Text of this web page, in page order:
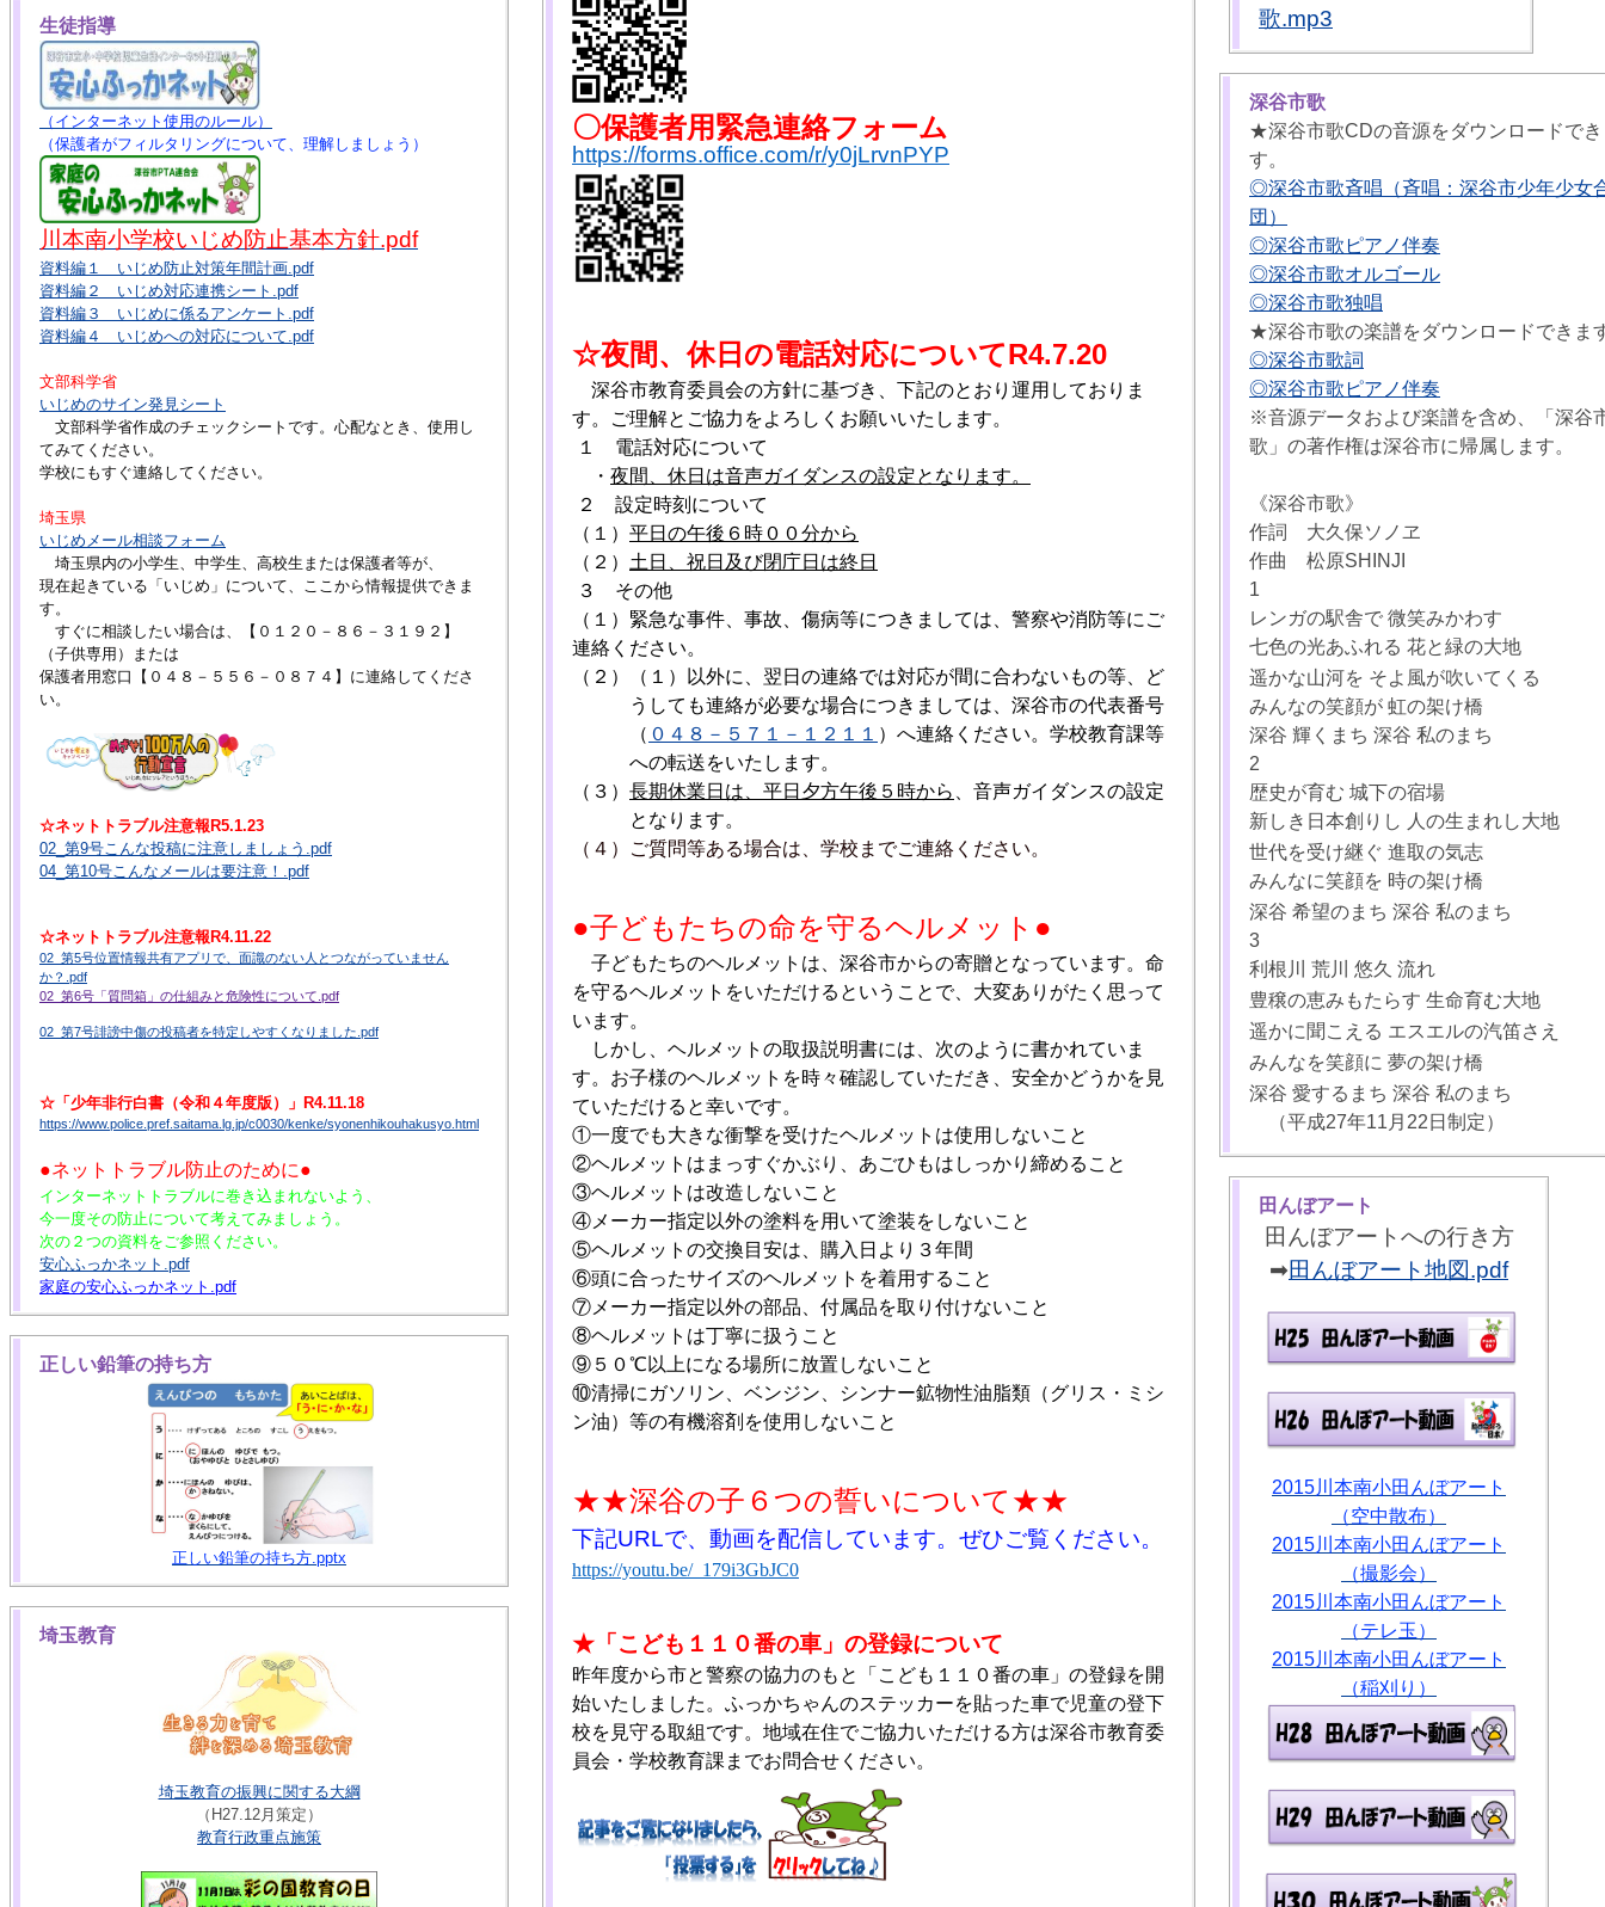
生徒指導
（インターネット使用のルール）
（保護者がフィルタリングについて、理解しましょう）
川本南小学校いじめ防止基本方針.pdf
資料編１ いじめ防止対策年間計画.pdf
資料編２ いじめ対応連携シート.pdf
資料編３ いじめに係るアンケート.pdf
資料編４ いじめへの対応について.pdf
文部科学省
いじめのサイン発見シート
文部科学省作成のチェックシートです。心配なとき、使用し
てみてください。
学校にもすぐ連絡してください。
埼玉県
いじめメール相談フォーム
埼玉県内の小学生、中学生、高校生または保護者等が、
現在起きている「いじめ」について、ここから情報提供できま
す。
すぐに相談したい場合は、【０１２０－８６－３１９２】
（子供専用）または
保護者用窓口【０４８－５５６－０８７４】に連絡してくださ
い。
☆ネットトラブル注意報R5.1.23
02_第9号こんな投稿に注意しましょう.pdf
04_第10号こんなメールは要注意！.pdf
☆ネットトラブル注意報R4.11.22
02_第5号位置情報共有アプリで、面識のない人とつながっていません
か？.pdf
02_第6号「質問箱」の仕組みと危険性について.pdf
02_第7号誹謗中傷の投稿者を特定しやすくなりました.pdf
☆「少年非行白書（令和４年度版）」R4.11.18
https://www.police.pref.saitama.lg.jp/c0030/kenke/syonenhikouhakusyo.html
●ネットトラブル防止のために●
インターネットトラブルに巻き込まれないよう、
今一度その防止について考えてみましょう。
次の２つの資料をご参照ください。
安心ふっかネット.pdf
家庭の安心ふっかネット.pdf
正しい鉛筆の持ち方
正しい鉛筆の持ち方.pptx
埼玉教育
埼玉教育の振興に関する大綱
（H27.12月策定）
教育行政重点施策
〇保護者用緊急連絡フォーム
https://forms.office.com/r/y0jLrvnPYP
☆夜間、休日の電話対応についてR4.7.20
深谷市教育委員会の方針に基づき、下記のとおり運用しておりま
す。ご理解とご協力をよろしくお願いいたします。
１ 電話対応について
・ 夜間、休日は音声ガイダンスの設定となります。
２ 設定時刻について
（１） 平日の午後６時００分から
（２） 土日、祝日及び閉庁日は終日
３
その他
（１）緊急な事件、事故、傷病等につきましては、警察や消防等にご
連絡ください。
（２）（１）以外に、翌日の連絡では対応が間に合わないもの等、ど
うしても連絡が必要な場合につきましては、深谷市の代表番号
（ ０４８－５７１－１２１１ ）へ連絡ください。学校教育課等
への転送をいたします。
（３） 長期休業日は、平日夕方午後 ５時から
、音声ガイダンスの設定
となります。
（４）ご質問等ある場合は、学校までご連絡ください。
●子どもたちの命を守るヘルメット●
子どもたちのヘルメットは、深谷市からの寄贈となっています。命
を守るヘルメットをいただけるということで、大変ありがたく思って
います。
しかし、ヘルメットの取扱説明書には、次のように書かれていま
す。お子様のヘルメットを時々確認していただき、安全かどうかを見
ていただけると幸いです。
①一度でも大きな衝撃を受けたヘルメットは使用しないこと
②ヘルメットはまっすぐかぶり、あごひもはしっかり締めること
③ヘルメットは改造しないこと
④メーカー指定以外の塗料を用いて塗装をしないこと
⑤ヘルメットの交換目安は、購入日より３年間
⑥頭に合ったサイズのヘルメットを着用すること
⑦メーカー指定以外の部品、付属品を取り付けないこと
⑧ヘルメットは丁寧に扱うこと
⑨５０℃以上になる場所に放置しないこと
⑩清掃にガソリン、ベンジン、シンナー鉱物性油脂類（グリス・ミシ
ン油）等の有機溶剤を使用しないこと
★★深谷の子６つの誓いについて★★
下記URLで、動画を配信しています。ぜひご覧ください。
https://youtu.be/_179i3GbJC0
★「こども１１０番の車」の登録について
昨年度から市と警察の協力のもと「こども１１０番の車」の登録を開
始いたしました。ふっかちゃんのステッカーを貼った車で児童の登下
校を見守る取組です。地域在住でご協力いただける方は深谷市教育委
員会・学校教育課までお問合せください。
歌.mp3
深谷市歌
★深谷市歌CDの音源をダウンロードで
す。
◎深谷市歌斉唱（斉唱：深谷市少年少女
団）
◎深谷市歌ピアノ伴奏
◎深谷市歌オルゴール
◎深谷市歌独唱
★深谷市歌の楽譜をダウンロードできま
◎深谷市歌詞
◎深谷市歌ピアノ伴奏
※音源データおよび楽譜を含め、「深谷
歌」の著作権は深谷市に帰属します。
《深谷市歌》
作詞 大久保ソノヱ
作曲 松原SHINJI
1
レンガの駅舎で 微笑みかわす
七色の光あふれる 花と緑の大地
遥かな山河を そよ風が吹いてくる
みんなの笑顔が 虹の架け橋
深谷 輝くまち 深谷 私のまち
2
歴史が育む 城下の宿場
新しき日本創りし 人の生まれし大地
世代を受け継ぐ 進取の気志
みんなに笑顔を 時の架け橋
深谷 希望のまち 深谷 私のまち
3
利根川 荒川 悠久 流れ
豊穣の恵みもたらす 生命育む大地
遥かに聞こえる エスエルの汽笛さえ
みんなを笑顔に 夢の架け橋
深谷 愛するまち 深谷 私のまち
（平成27年11月22日制定）
田んぼアート
田んぼアートへの行き方
➡田んぼアート地図.pdf
2015川本南小田んぼアート
（空中散布）
2015川本南小田んぼアート
（撮影会）
2015川本南小田んぼアート
（テレ玉）
2015川本南小田んぼアート
（稲刈り）